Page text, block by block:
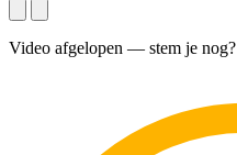
Video afgelopen — stem je nog?